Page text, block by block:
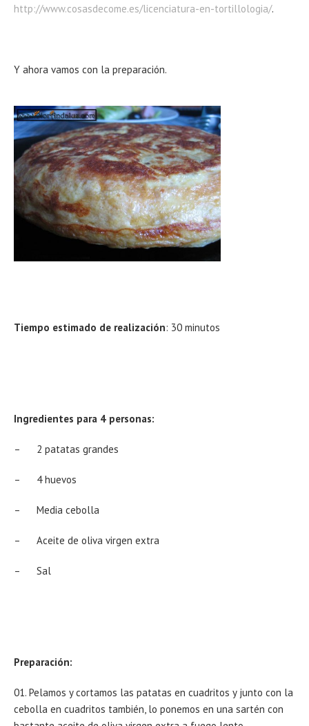
http://www.cosasdecome.es/licenciatura-en-tortillologia/.
Y ahora vamos con la preparación.
Tiempo estimado de realización: 30 minutos
Ingredientes para 4 personas:
– 2 patatas grandes
– 4 huevos
– Media cebolla
– Aceite de oliva virgen extra
– Sal
Preparación:
Pelamos y cortamos las patatas en cuadritos y junto con la
cebolla en cuadritos también, lo ponemos en una sartén con